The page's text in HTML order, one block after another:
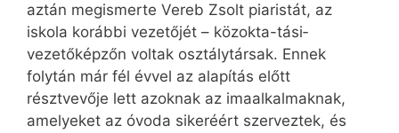
aztán megismerte Vereb Zsolt piaristát, az
iskola korábbi vezetőjét – közok­ta-tási­
vezetőképzőn voltak osztálytársak. Ennek
folytán már fél évvel az alapítás előtt
résztvevője lett azoknak az imaalkalmaknak,
amelyeket az óvoda sikeréért szerveztek, és